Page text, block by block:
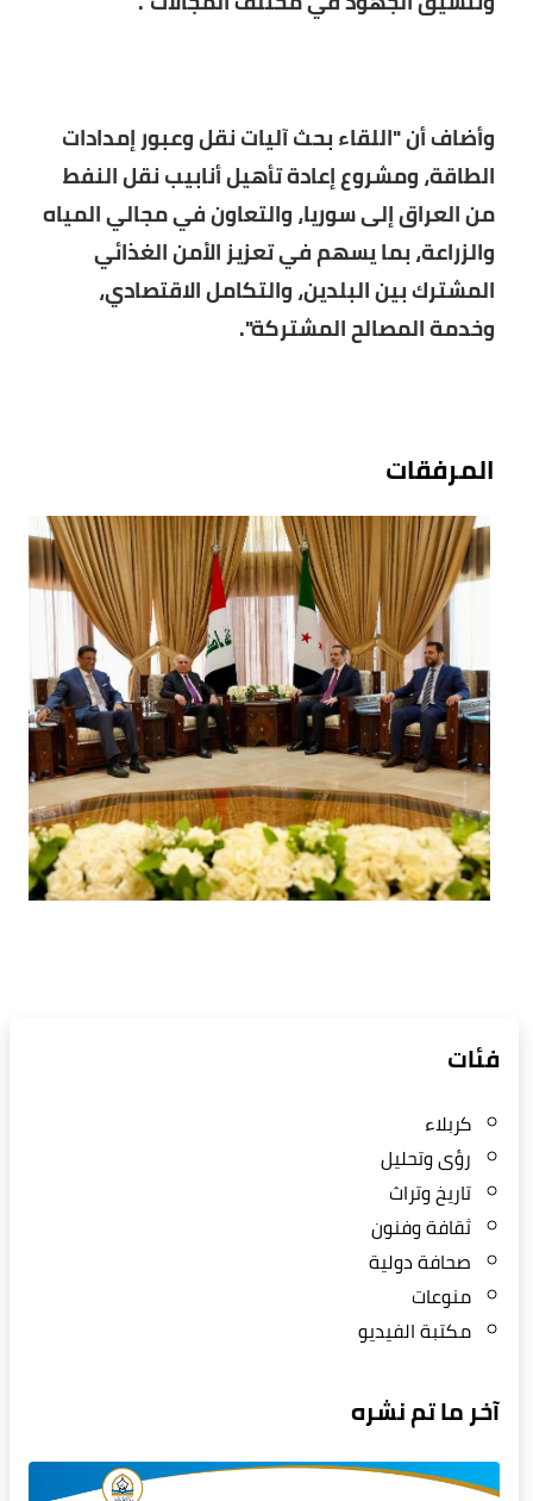
وأضاف أن "اللقاء بحث آليات نقل وعبور إمدادات
الطاقة، ومشروع إعادة تأهيل أنابيب نقل النفط
من العراق إلى سوريا، والتعاون في مجالي المياه
والزراعة، بما يسهم في تعزيز الأمن الغذائي
المشترك بين البلدين، والتكامل الاقتصادي،
وخدمة المصالح المشتركة".
المرفقات
فئات
كربلاء
رؤى وتحليل
تاريخ وتراث
ثقافة وفنون
صحافة دولية
منوعات
مكتبة الفيديو
آخر ما تم نشره